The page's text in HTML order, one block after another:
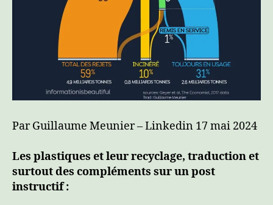
Par Guillaume Meunier – Linkedin 17 mai 2024
Les plastiques et leur recyclage, traduction et
surtout des compléments sur un post
instructif :